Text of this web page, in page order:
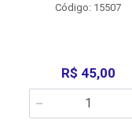
Código: 15507
R$ 45,00